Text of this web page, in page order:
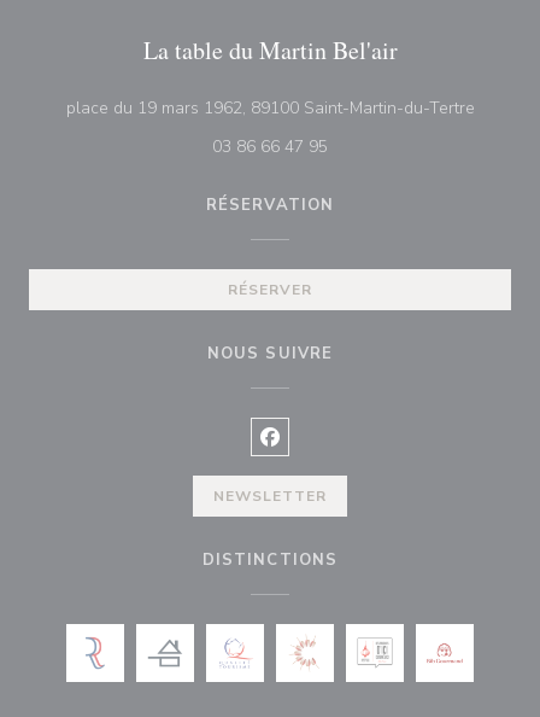
La table du Martin Bel'air
place du 19 mars 1962, 89100 Saint-Martin-du-Tertre((ouvre
03 86 66 47 95
RÉSERVATION
RÉSERVER
NOUS SUIVRE
Facebook ((ouvre une nouvelle
NEWSLETTER
DISTINCTIONS